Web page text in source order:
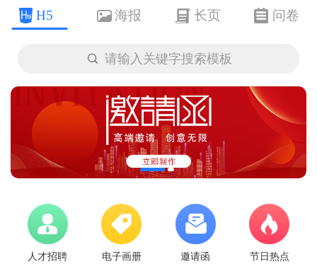
H5 海报 长页 问卷
 请输入关键字搜索模板
人才招聘 电子画册 邀请函 节日热点